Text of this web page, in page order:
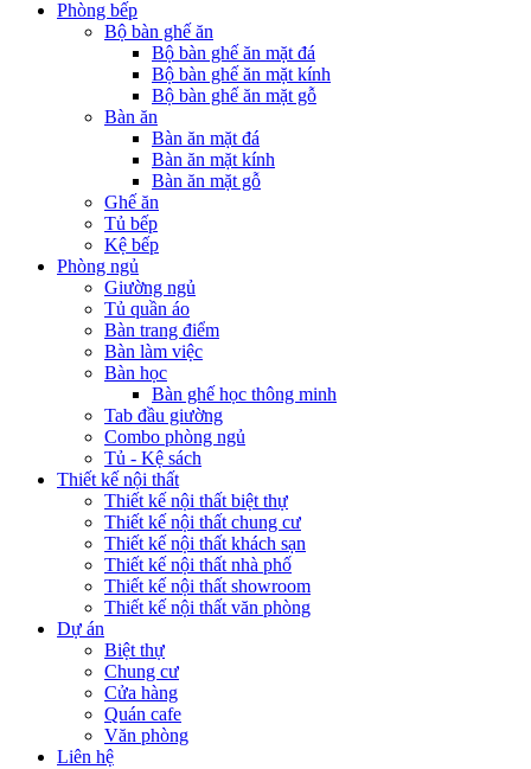
Phòng bếp
Bộ bàn ghế ăn
Bộ bàn ghế ăn mặt đá
Bộ bàn ghế ăn mặt kính
Bộ bàn ghế ăn mặt gỗ
Bàn ăn
Bàn ăn mặt đá
Bàn ăn mặt kính
Bàn ăn mặt gỗ
Ghế ăn
Tủ bếp
Kệ bếp
Phòng ngủ
Giường ngủ
Tủ quần áo
Bàn trang điểm
Bàn làm việc
Bàn học
Bàn ghế học thông minh
Tab đầu giường
Combo phòng ngủ
Tủ - Kệ sách
Thiết kế nội thất
Thiết kế nội thất biệt thự
Thiết kế nội thất chung cư
Thiết kế nội thất khách sạn
Thiết kế nội thất nhà phố
Thiết kế nội thất showroom
Thiết kế nội thất văn phòng
Dự án
Biệt thự
Chung cư
Cửa hàng
Quán cafe
Văn phòng
Liên hệ